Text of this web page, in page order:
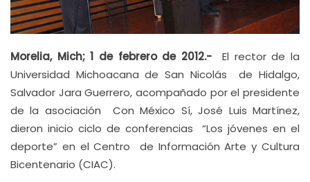
Morelia, Mich; 1 de febrero de 2012.-El rector de la
Universidad Michoacana de San Nicolás de Hidalgo,
Salvador Jara Guerrero, acompañado por el presidente
de la asociación Con México Sí, José Luis Martínez,
dieron inicio ciclo de conferencias “Los jóvenes en el
deporte” en el Centro de Información Arte y Cultura
Bicentenario (CIAC).